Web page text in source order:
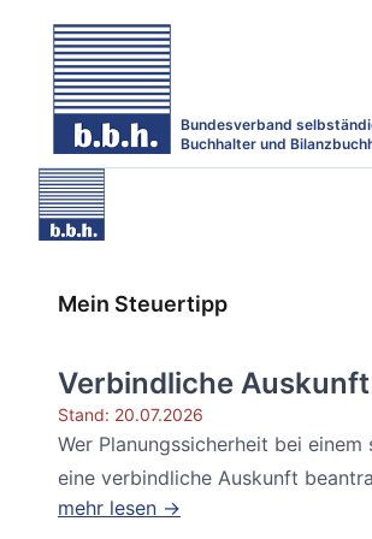
Bundesverband
Buchhalter und
Mein Steuertipp
Verbindliche Auskunft
Stand: 20.07.2026
Wer Planungssicherheit bei
eine verbindliche Auskunft
mehr lesen →